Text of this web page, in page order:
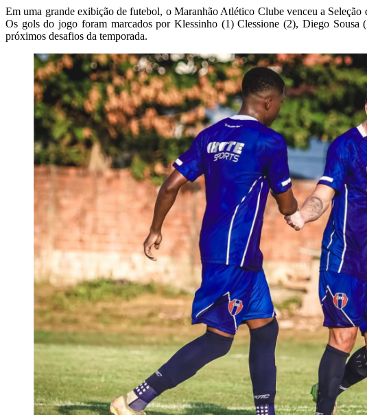
Em uma grande exibição de futebol, o Maranhão Atlético Clube venceu a
Os gols do jogo foram marcados por Klessinho (1) Clessione (2), Diego
próximos desafios da temporada.